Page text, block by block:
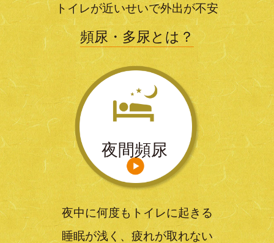
トイレが近いせいで外出が不安
頻尿・多尿とは？
夜間頻尿
夜中に何度もトイレに起きる
睡眠が浅く、疲れが取れない